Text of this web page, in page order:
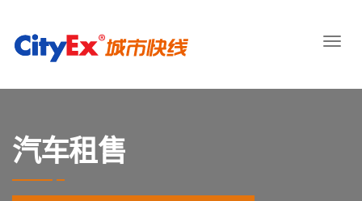
汽车租售